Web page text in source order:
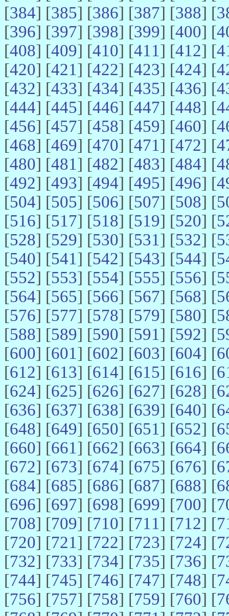
[384] [385] [386] [387] [388] [
[396] [397] [398] [399] [400] [
[408] [409] [410] [411] [412] [
[420] [421] [422] [423] [424] [
[432] [433] [434] [435] [436] [
[444] [445] [446] [447] [448] [
[456] [457] [458] [459] [460] [
[468] [469] [470] [471] [472] [
[480] [481] [482] [483] [484] [
[492] [493] [494] [495] [496] [
[504] [505] [506] [507] [508] [
[516] [517] [518] [519] [520] [
[528] [529] [530] [531] [532] [
[540] [541] [542] [543] [544] [
[552] [553] [554] [555] [556] [
[564] [565] [566] [567] [568] [
[576] [577] [578] [579] [580] [
[588] [589] [590] [591] [592] [
[600] [601] [602] [603] [604] [
[612] [613] [614] [615] [616] [
[624] [625] [626] [627] [628] [
[636] [637] [638] [639] [640] [
[648] [649] [650] [651] [652] [
[660] [661] [662] [663] [664] [
[672] [673] [674] [675] [676] [
[684] [685] [686] [687] [688] [
[696] [697] [698] [699] [700] [
[708] [709] [710] [711] [712] [
[720] [721] [722] [723] [724] [
[732] [733] [734] [735] [736] [
[744] [745] [746] [747] [748] [
[756] [757] [758] [759] [760] [